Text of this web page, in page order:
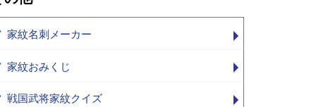
家紋名刺メーカー
家紋おみくじ
戦国武将家紋クイズ